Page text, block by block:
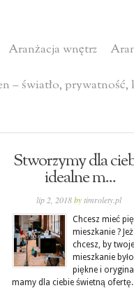
Aranżacja wnętrz
– światło,
Stworzymy dla
idealne m...
lip 2, 2018bytimrolety.pl
Chcesz mieć
mieszkanie ?
chcesz, by twoje
mieszkanie było
piękne i
mamy dla ciebie świetną ofertę.